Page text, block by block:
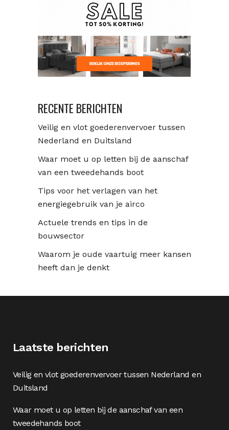
RECENTE BERICHTEN
Veilig en vlot goederenvervoer tussen
Nederland en Duitsland
Waar moet u op letten bij de aanschaf
van een tweedehands boot
Tips voor het verlagen van het
energiegebruik van je airco
Actuele trends en tips in de
bouwsector
Waarom je oude vaartuig meer kansen
heeft dan je denkt
Laatste berichten
Veilig en vlot goederenvervoer tussen Nederland en
Duitsland
Waar moet u op letten bij de aanschaf van een
tweedehands boot